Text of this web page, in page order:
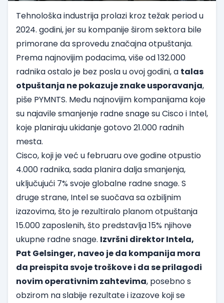
Tehnološka industrija prolazi kroz težak period u
2024. godini, jer su kompanije širom sektora bile
primorane da sprovedu značajna otpuštanja.
Prema najnovijim podacima, više od 132.000
radnika ostalo je bez posla u ovoj godini, a talas
otpuštanja ne pokazuje znake usporavanja,
piše PYMNTS. Među najnovijim kompanijama koje
su najavile smanjenje radne snage su Cisco i Intel,
koje planiraju ukidanje gotovo 21.000 radnih
mesta.
Cisco, koji je već u februaru ove godine otpustio
4.000 radnika, sada planira dalja smanjenja,
uključujući 7% svoje globalne radne snage. S
druge strane, Intel se suočava sa ozbiljnim
izazovima, što je rezultiralo planom otpuštanja
15.000 zaposlenih, što predstavlja 15% njihove
ukupne radne snage. Izvršni direktor Intela,
Pat Gelsinger, naveo je da kompanija mora
da preispita svoje troškove i da se prilagodi
novim operativnim zahtevima, posebno s
obzirom na slabije rezultate i izazove koji se